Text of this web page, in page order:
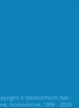
© MedicInform.Net -
психология, 1999 - 2026